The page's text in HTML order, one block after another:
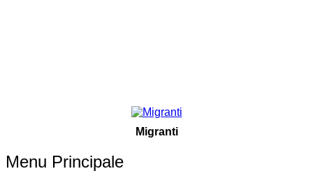
Migranti
Menu Principale